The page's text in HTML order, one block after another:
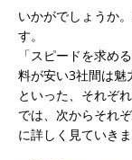
いかがでしょうか
す。
「スピードを求め
料が安い3社間は魅
といった、それぞ
では、次からそれ
に詳しく見ていきま